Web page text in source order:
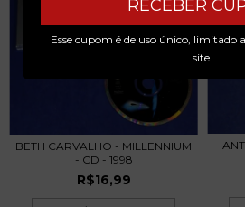
RECEBER
Esse cupom é de uso único,
site.
BETH CARVALHO - MILLENNIUM
- CD - 1998
R$16,99